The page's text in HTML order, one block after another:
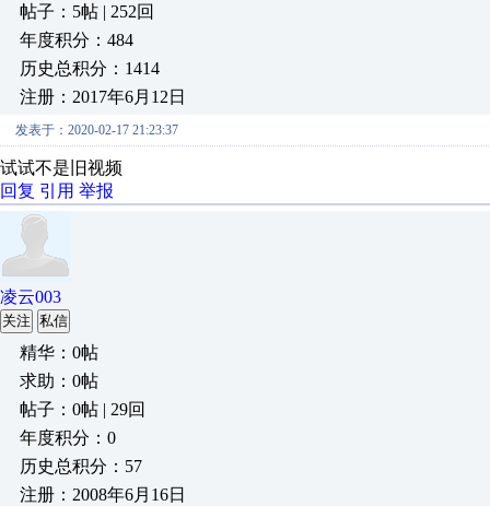
帖子：5帖 | 252回
年度积分：484
历史总积分：1414
注册：2017年6月12日
发表于：2020-02-17 21:23:37
试试不是旧视频
回复 引用 举报
凌云003
关注 私信
精华：0帖
求助：0帖
帖子：0帖 | 29回
年度积分：0
历史总积分：57
注册：2008年6月16日